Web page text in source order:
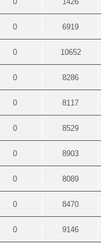
0 6919
0 10652
0 8286
0 8117
0 8529
0 8903
0 8089
0 8470
0 9146